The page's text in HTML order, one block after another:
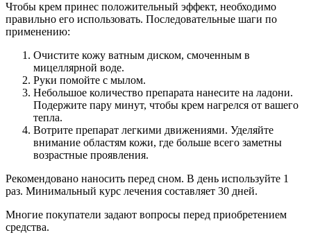
Чтобы крем принес положительный эффект, необходимо
правильно его использовать. Последовательные шаги по
применению:
Очистите кожу ватным диском, смоченным в
мицеллярной воде.
Руки помойте с мылом.
Небольшое количество препарата нанесите на ладони.
Подержите пару минут, чтобы крем нагрелся от вашего
тепла.
Вотрите препарат легкими движениями. Уделяйте
внимание областям кожи, где больше всего заметны
возрастные проявления.
Рекомендовано наносить перед сном. В день используйте 1
раз. Минимальный курс лечения составляет 30 дней.
Многие покупатели задают вопросы перед приобретением
средства.